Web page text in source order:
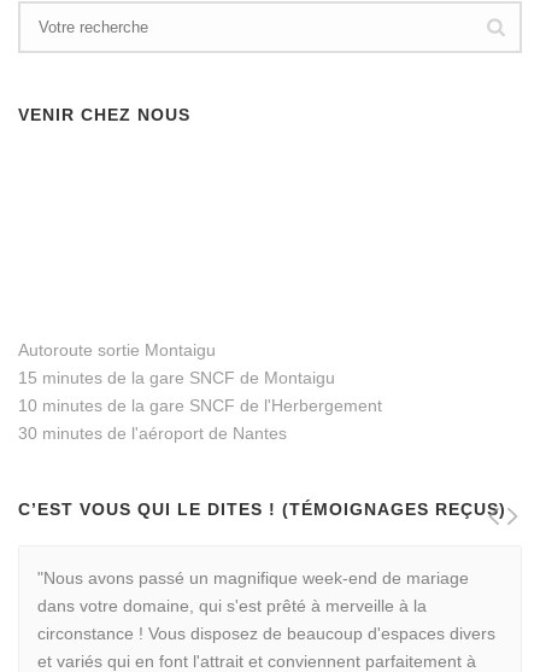
VENIR CHEZ NOUS
Autoroute sortie Montaigu
15 minutes de la gare SNCF de Montaigu
10 minutes de la gare SNCF de l'Herbergement
30 minutes de l'aéroport de Nantes
C’EST VOUS QUI LE DITES ! (TÉMOIGNAGES REÇUS)
"Nous avons passé un magnifique week-end de mariage
dans votre domaine, qui s'est prêté à merveille à la
circonstance ! Vous disposez de beaucoup d'espaces divers
et variés qui en font l'attrait et conviennent parfaitement à